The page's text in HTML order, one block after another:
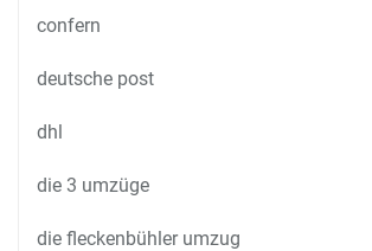
confern
deutsche post
dhl
die 3 umzüge
die fleckenbühler umzug